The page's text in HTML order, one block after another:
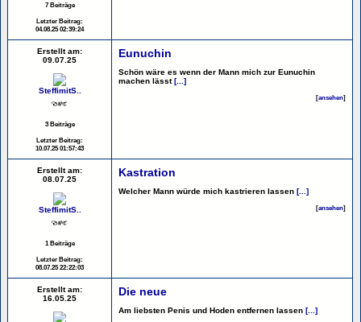
7 Beiträge
Letzter Beitrag:
04.08.25 02:39:24
Erstellt am:
09.07.25
SteffimitS..
3 Beiträge
Letzter Beitrag:
10.07.25 01:57:43
Eunuchin
Schön wäre es wenn der Mann mich zur Eunuchin
machen lässt[...]
[ansehen]
Erstellt am:
08.07.25
SteffimitS..
1 Beiträge
Letzter Beitrag:
08.07.25 22:22:03
Kastration
Welcher Mann würde mich kastrieren lassen [...]
[ansehen]
Erstellt am:
16.05.25
Die neue
Am liebsten Penis und Hoden entfernen lassen [...]